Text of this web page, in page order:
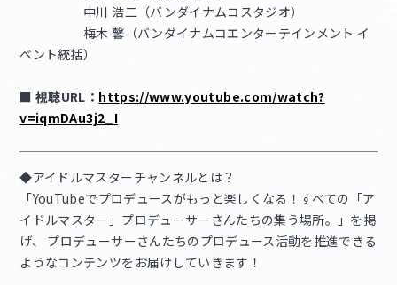
中川 浩二（バンダイナムコスタジオ）
梅木 馨（バンダイナムコエンターテインメント イ
ベント統括）
■ 視聴URL： https://www.youtube.com/watch?
v=iqmDAu3j2_I
◆アイドルマスターチャンネルとは？
「YouTubeでプロデュースがもっと楽しくなる！すべての「ア
イドルマスター」プロデューサーさんたちの集う場所。」を掲
げ、 プロデューサーさんたちのプロデュース活動を推進できる
ようなコンテンツをお届けしていきます！